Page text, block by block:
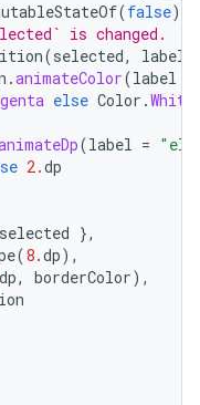
(false)
is changed.
(selected, label
.animateColor(label
else Color .White
(label =
2.dp
selected },
(8.dp),
dp, borderColor),